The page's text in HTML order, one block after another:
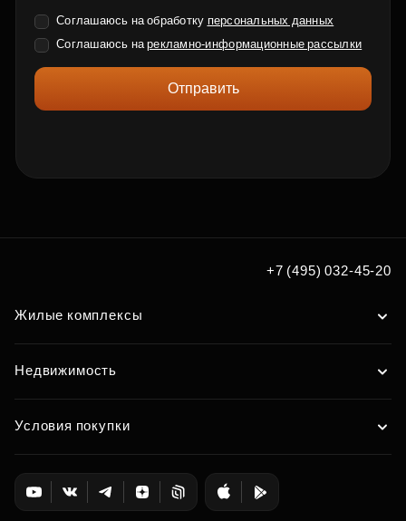
Соглашаюсь на обработку персональных данных
Соглашаюсь нарекламно-информационные рассылки
Отправить
+7 (495) 032-45-20
Жилые комплексы
Недвижимость
Условия покупки